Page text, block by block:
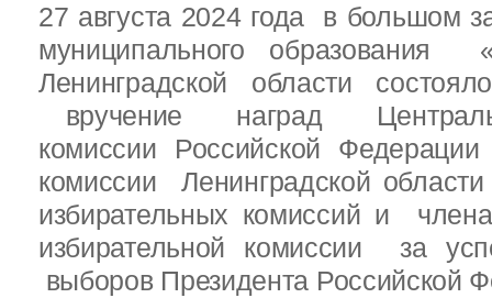
27 августа 2024 года в большом
муниципального образования
Ленинградской области
вручение наград
комиссии Российской
комиссии Ленинградской
избирательных комиссий и
избирательной комиссии за
выборов Президента Российской